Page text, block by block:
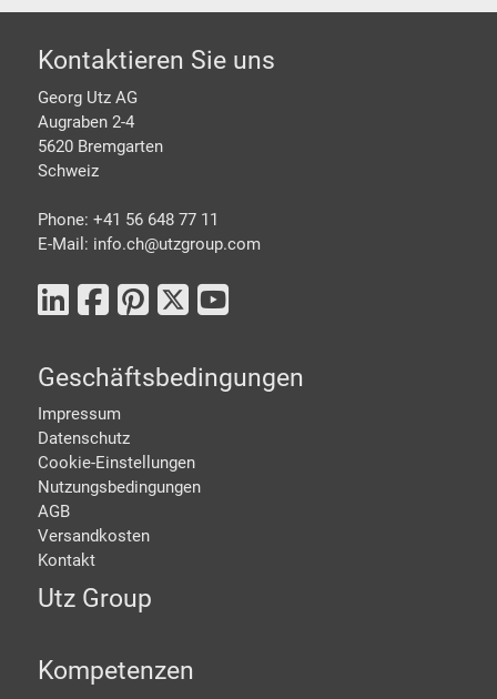
Footer
Kontaktieren Sie uns
Georg Utz AG
Augraben 2-4
5620 Bremgarten
Schweiz
Phone: +41 56 648 77 11
E-Mail: info.ch@utzgroup.com
Geschäftsbedingungen
Impressum
Datenschutz
Cookie-Einstellungen
Nutzungsbedingungen
AGB
Versandkosten
Kontakt
Utz Group
Kompetenzen